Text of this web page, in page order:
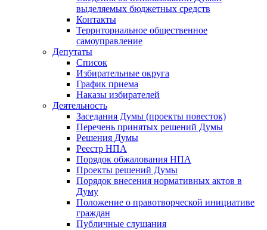
выделяемых бюджетных средств
Контакты
Территориальное общественное
самоуправление
Депутаты
Список
Избирательные округа
График приема
Наказы избирателей
Деятельность
Заседания Думы (проекты повесток)
Перечень принятых решений Думы
Решения Думы
Реестр НПА
Порядок обжалования НПА
Проекты решений Думы
Порядок внесения нормативных актов в
Думу
Положение о правотворческой инициативе
граждан
Публичные слушания